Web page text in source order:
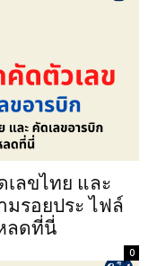
เลขไทย และ
มรอยประ ไฟล์
ลดที่นี่
0